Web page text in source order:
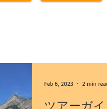
ゴンドラ
ツアーガ
Feb 6, 2023 2 min